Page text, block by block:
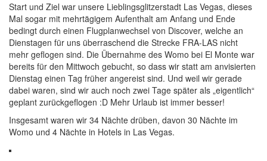
Start und Ziel war unsere Lieblingsglitzerstadt Las Vegas, dieses
Mal sogar mit mehrtägigem Aufenthalt am Anfang und Ende
bedingt durch einen Flugplanwechsel von Discover, welche an
Dienstagen für uns überraschend die Strecke FRA-LAS nicht
mehr geflogen sind. Die Übernahme des Womo bei El Monte war
bereits für den Mittwoch gebucht, so dass wir statt am anvisierten
Dienstag einen Tag früher angereist sind. Und weil wir gerade
dabei waren, sind wir auch noch zwei Tage später als „eigentlich“
geplant zurückgeflogen :D Mehr Urlaub ist immer besser!
Insgesamt waren wir 34 Nächte drüben, davon 30 Nächte im
Womo und 4 Nächte in Hotels in Las Vegas.